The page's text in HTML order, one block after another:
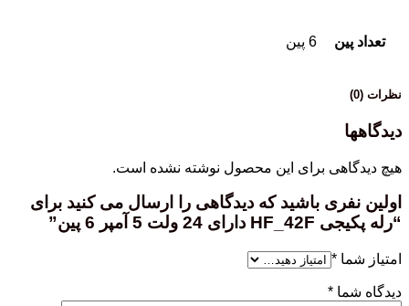
تعداد پین 6 پین
نظرات (0)
دیدگاهها
هیچ دیدگاهی برای این محصول نوشته نشده است.
اولین نفری باشید که دیدگاهی را ارسال می کنید برای
“رله پکیجی HF_42F دارای 24 ولت 5 آمپر 6 پین”
امتیاز شما *
دیدگاه شما *